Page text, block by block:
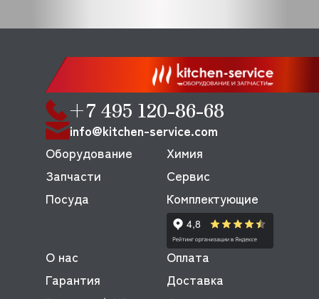
+7 495 120-86-68
info@kitchen-service.com
Оборудование
Запчасти
Посуда
Химия
Сервис
Комплектующие
О нас
Оплата
Гарантия
Доставка